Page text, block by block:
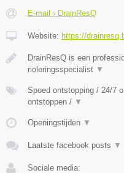
E-mail › DrainResQ
Website: https://
DrainResQ is een
rioleringsspecialist ▼
Spoed ontstopping / 24/7
ontstoppen / ▼
Openingstijden ▼
Laatste facebook posts ▼
Sociale media: